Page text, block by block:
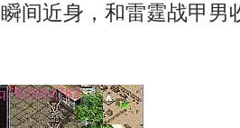
间近身，和雷霆战甲男